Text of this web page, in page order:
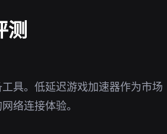
测
具。低延迟游戏加速器作为市场
络连接体验。